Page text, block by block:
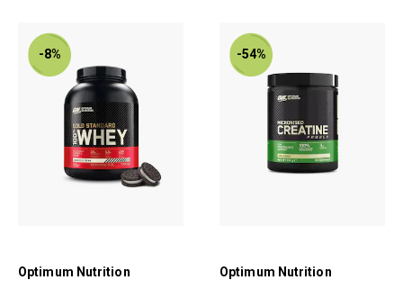
-8%
Optimum Nutrition
-54%
Optimum Nutrition